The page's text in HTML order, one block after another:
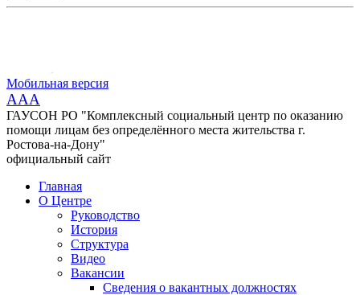
Мобильная версия
AAA
ГАУСОН РО "Комплексный социальный центр по оказанию
помощи лицам без определённого места жительства г.
Ростова-на-Дону"
официальный сайт
Главная
О Центре
Руководство
История
Структура
Видео
Вакансии
Сведения о вакантных должностях